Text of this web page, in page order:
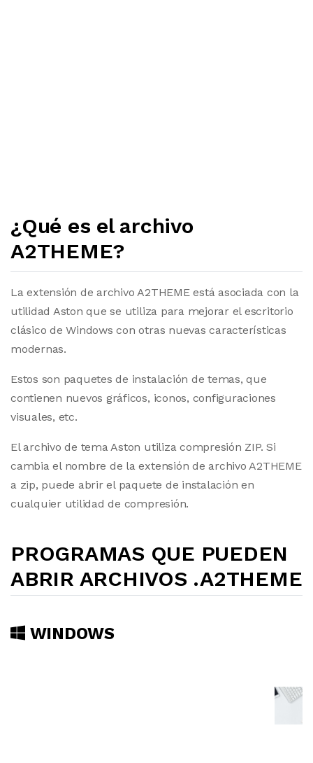
¿Qué es el archivo
A2THEME?
La extensión de archivo A2THEME está asociada con la
utilidad Aston que se utiliza para mejorar el escritorio
clásico de Windows con otras nuevas características
modernas.
Estos son paquetes de instalación de temas, que
contienen nuevos gráficos, iconos, configuraciones
visuales, etc.
El archivo de tema Aston utiliza compresión ZIP. Si
cambia el nombre de la extensión de archivo A2THEME
a zip, puede abrir el paquete de instalación en
cualquier utilidad de compresión.
PROGRAMAS QUE PUEDEN
ABRIR ARCHIVOS .A2THEME
WINDOWS